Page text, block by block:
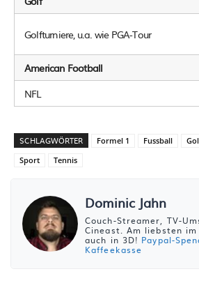
Golfturniere, u.a. wie PGA-Tour
American Football
NFL
SCHLAGWÖRTER Formel 1 Fussball
Sport
Tennis
Dominic Jahn
Couch-Streamer, TV-
Cineast. Am liebsten
auch in 3D! Paypal-
Kaffeekasse